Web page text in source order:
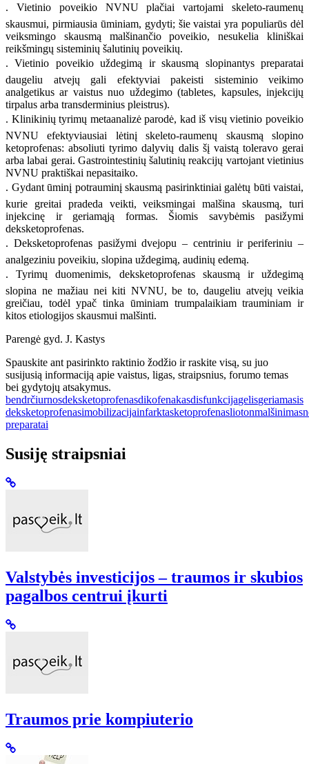
. Vietinio poveikio NVNU plačiai vartojami skeleto-raumenų
skausmui, pirmiausia ūminiam, gydyti; šie vaistai yra populiarūs dėl
veiksmingo skausmą malšinančio poveikio, nesukelia kliniškai
reikšmingų sisteminių šalutinių poveikių.
. Vietinio poveikio uždegimą ir skausmą slopinantys preparatai
daugeliu atvejų gali efektyviai pakeisti sisteminio veikimo
analgetikus ar vaistus nuo uždegimo (tabletes, kapsules, injekcijų
tirpalus arba transderminius pleistrus).
. Klinikinių tyrimų metaanalizė parodė, kad iš visų vietinio poveikio
NVNU efektyviausiai lėtinį skeleto-raumenų skausmą slopino
ketoprofenas: absoliuti tyrimo dalyvių dalis šį vaistą toleravo gerai
arba labai gerai. Gastrointestinių šalutinių reakcijų vartojant vietinius
NVNU praktiškai nepasitaiko.
. Gydant ūminį potrauminį skausmą pasirinktiniai galėtų būti vaistai,
kurie greitai pradeda veikti, veiksmingai malšina skausmą, turi
injekcinę ir geriamąją formas. Šiomis savybėmis pasižymi
deksketoprofenas.
. Deksketoprofenas pasižymi dvejopu – centriniu ir periferiniu –
analgeziniu poveikiu, slopina uždegimą, audinių edemą.
. Tyrimų duomenimis, deksketoprofenas skausmą ir uždegimą
slopina ne mažiau nei kiti NVNU, be to, daugeliu atvejų veikia
greičiau, todėl ypač tinka ūminiam trumpalaikiam trauminiam ir
kitos etiologijos skausmui malšinti.
Parengė gyd. J. Kastys
Spauskite ant pasirinkto raktinio žodžio ir raskite visą, su juo
susijusią informaciją apie vaistus, ligas, straipsnius, forumo temas
bei gydytojų atsakymus.
bendrčiurnosdeksketoprofenasdikofenakasdisfunkcijagelisgeriamasis
deksketoprofenasimobilizacijainfarktasketoprofenasliotonmalšinimas
preparatai
Susiję straipsniai
Valstybės investicijos – traumos ir skubios
pagalbos centrui įkurti
Traumos prie kompiuterio